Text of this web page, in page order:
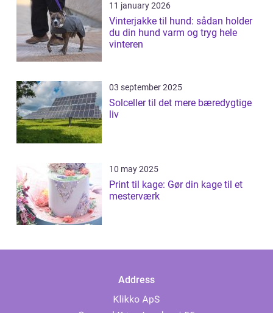
11 january 2026
Vinterjakke til hund: sådan holder
du din hund varm og tryg hele
vinteren
03 september 2025
Solceller til det mere bæredygtige
liv
10 may 2025
Print til kage: Gør din kage til et
mesterværk
Address